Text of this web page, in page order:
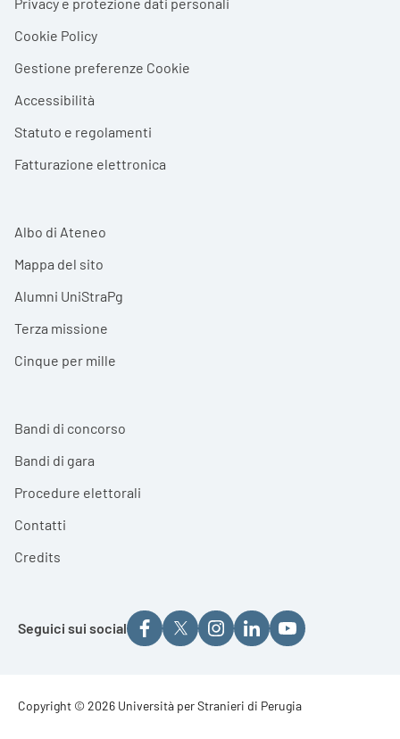
Cookie Policy
Gestione preferenze Cookie
Accessibilità
Statuto e regolamenti
Fatturazione elettronica
Albo di Ateneo
Mappa del sito
Alumni UniStraPg
Terza missione
Cinque per mille
Bandi di concorso
Bandi di gara
Procedure elettorali
Contatti
Credits
Seguici sui social
Footer - Copyright
Copyright © 2026 Università per Stranieri di Perugia